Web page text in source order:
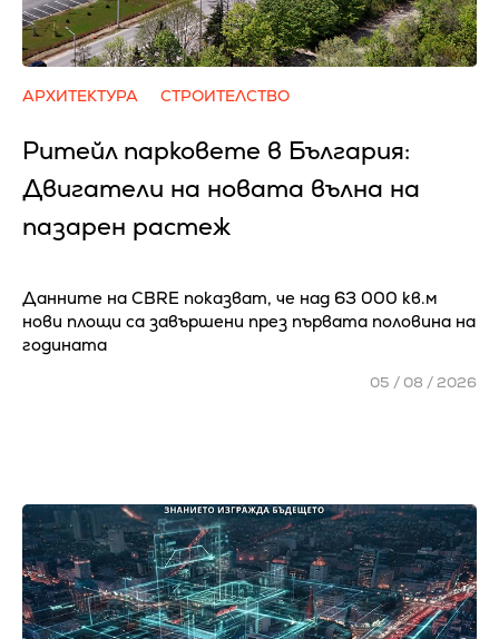
АРХИТЕКТУРА СТРОИТЕЛСТВО
Ритейл парковете в България:
Двигатели на новата вълна на
пазарен растеж
Данните на CBRE показват, че над 63 000 кв.м
нови площи са завършени през първата половина на
годината
05 / 08 / 2026